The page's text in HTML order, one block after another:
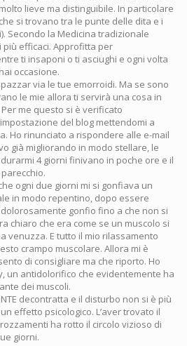
lieve ma distinguibile. In particolare
si trovano tra le punte delle dita e i
Secondo la Medicina tradizionale
più efficaci. Approfitta per
ti insaponi o ti asciughi e ogni volta
occasione.
via le tue emorroidi. Ma se sono
le mie allora ti servirà una cosa in
me questo si è verificato
del blog mettendomi a
Ho rinunciato a rispondere alle e-mail
già migliorando in modo stellare, le
4 giorni finivano in poche ore e il
ogni due giorni mi si gonfiava un
in modo repentino, dopo essere
gonfio fino a che non si
chiaro che era come se un muscolo si
venuzza. E tutto il mio rilassamento
crampo muscolare. Allora mi è
di consigliare ma che riporto. Ho
un antidolorifico che evidentemente ha
dei muscoli.
decontratta e il disturbo non si è più
effetto psicologico. L’aver trovato il
ha rotto il circolo vizioso di
giorni.